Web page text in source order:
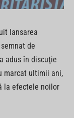
lansarea
de
adus în discuţie
marcat ultimii ani,
la efectele noilor